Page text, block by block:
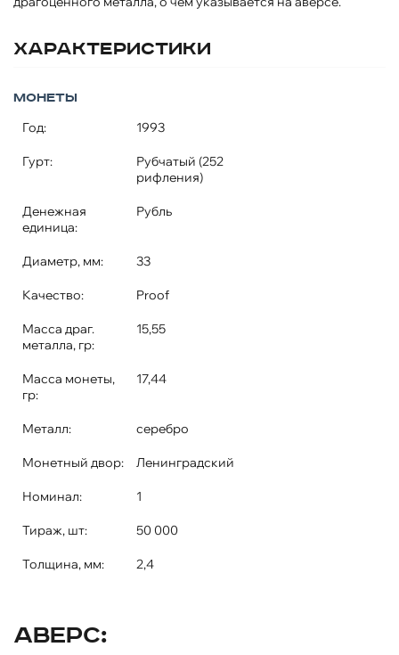
Характеристики
Монеты
Год: 1993
Гурт:
Рубчатый (252
рифления)
Денежная
единица:
Рубль
Диаметр, мм: 33
Качество: Proof
Масса драг.
металла, гр:
15,55
Масса монеты,
гр:
17,44
Металл: серебро
Монетный двор: Ленинградский
Номинал: 1
Тираж, шт: 50 000
Толщина, мм: 2,4
Аверс: